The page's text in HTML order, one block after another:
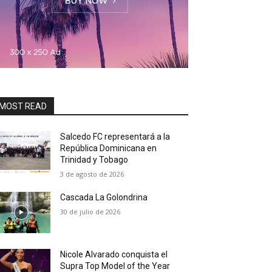
READ
Salcedo FC representará a la
República Dominicana en
Trinidad y Tobago
3 de agosto de 2026
Cascada La Golondrina
30 de julio de 2026
Nicole Alvarado conquista el
Supra Top Model of the Year